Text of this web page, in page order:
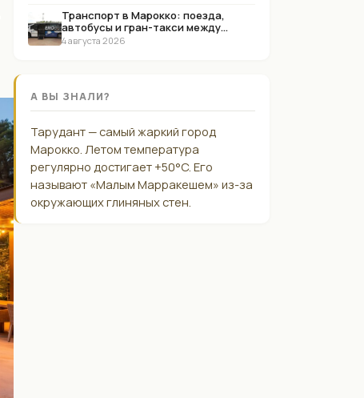
Транспорт в Марокко: поезда,
автобусы и гран-такси между
городами
4 августа 2026
А ВЫ ЗНАЛИ?
Тарудант — самый жаркий город
Марокко. Летом температура
регулярно достигает +50°C. Его
называют «Малым Марракешем» из-за
окружающих глиняных стен.